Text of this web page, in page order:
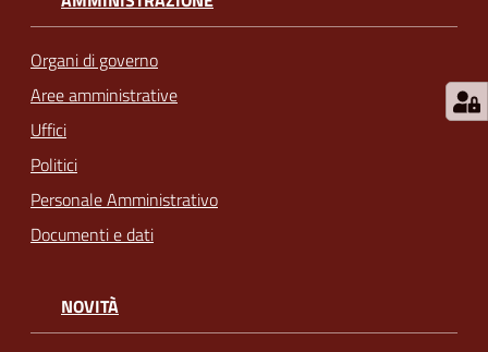
Organi di governo
Aree amministrative
Uffici
Politici
Personale Amministrativo
Documenti e dati
NOVITÀ